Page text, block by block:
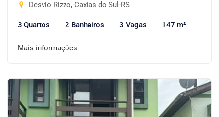
Desvio Rizzo, Caxias do Sul-RS
3 Quartos 2 Banheiros 3 Vagas 147 m²
Mais informações